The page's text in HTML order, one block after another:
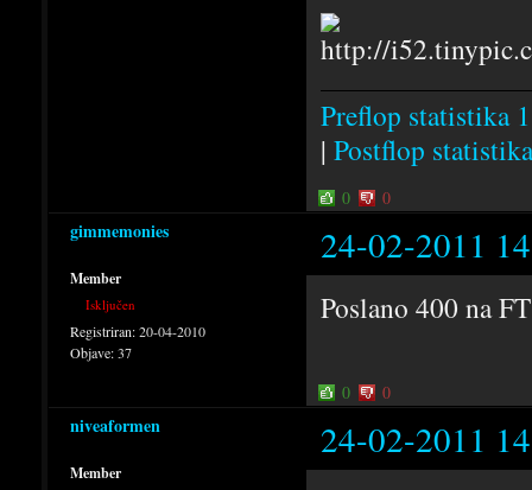
Preflop statistika
| Postflop
0 0
gimmemonies 24-02-2011
Member
Isključen
Registriran:20-04-2010
Objave:37
Poslano 400 na FT
0 0
niveaformen 24-02-2011
Member